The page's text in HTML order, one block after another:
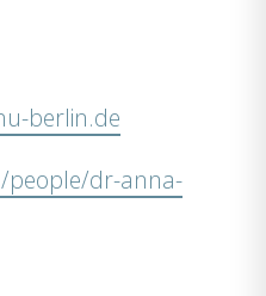
berlin.de
people/dr-anna-